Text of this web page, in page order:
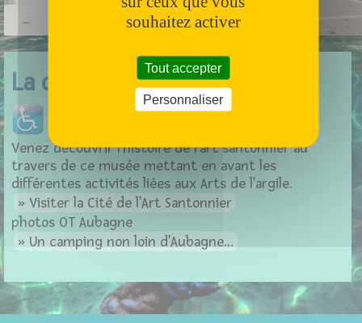
La cité de l'art santonnier
Venez découvrir l'histoire de l'art santonnier au
travers de ce musée mettant en avant les
différentes activités liées aux Arts de l'argile.
Visiter la Cité de l'Art Santonnier
photos OT Aubagne
Un camping non loin d'Aubagne...
souhaitez activer
Tout accepter
Personnaliser